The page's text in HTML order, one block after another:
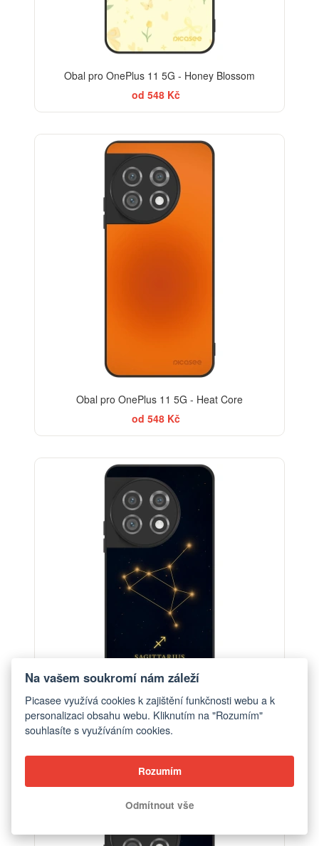
Obal pro OnePlus 11 5G - Honey Blossom
od 548 Kč
Obal pro OnePlus 11 5G - Heat Core
od 548 Kč
Obal pro OnePlus 11 5G - SAGITTARIUS
Na vašem soukromí nám záleží
Picasee využívá cookies k zajištění funkčnosti webu a k
personalizaci obsahu webu. Kliknutím na "Rozumím"
souhlasíte s využíváním cookies.
Rozumím
Odmítnout vše